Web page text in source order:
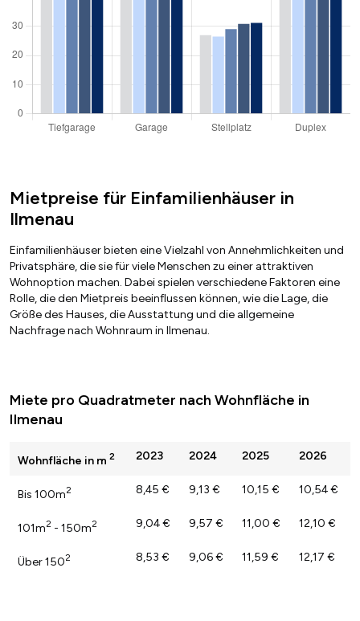
Mietpreise für Einfamilienhäuser in
Ilmenau
Einfamilienhäuser bieten eine Vielzahl von Annehmlichkeiten und
Privatsphäre, die sie für viele Menschen zu einer attraktiven
Wohnoption machen. Dabei spielen verschiedene Faktoren eine
Rolle, die den Mietpreis beeinflussen können, wie die Lage, die
Größe des Hauses, die Ausstattung und die allgemeine
Nachfrage nach Wohnraum in Ilmenau.
Miete pro Quadratmeter nach Wohnfläche in
Ilmenau
Wohnfläche in m 2 2023 2024 2025 2026
Bis 100m2 8,45 € 9,13 € 10,15 € 10,54 €
101m2 - 150m2 9,04 € 9,57 € 11,00 € 12,10 €
Über 1502 8,53 € 9,06 € 11,59 € 12,17 €